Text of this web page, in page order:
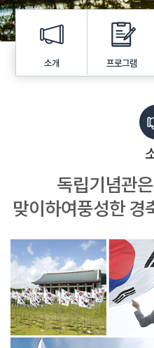
소개 프로그램
독립기념관
맞이하여 풍성한 경